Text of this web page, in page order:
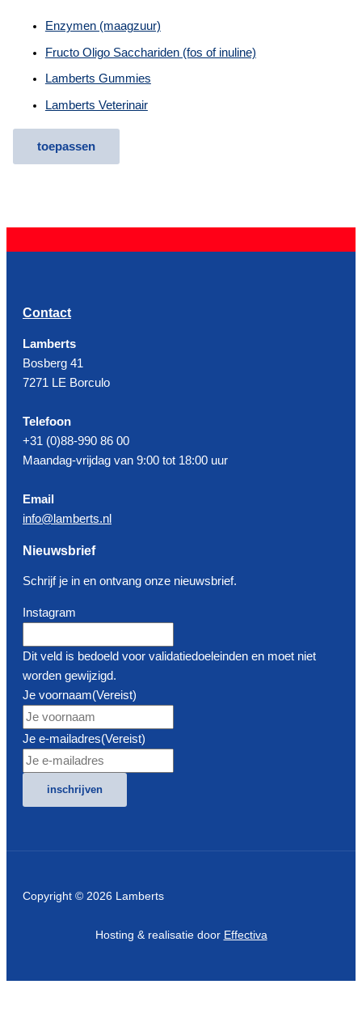
Enzymen (maagzuur)
Fructo Oligo Sacchariden (fos of inuline)
Lamberts Gummies
Lamberts Veterinair
toepassen
Contact
Lamberts
Bosberg 41
7271 LE Borculo
Telefoon
+31 (0)88-990 86 00
Maandag-vrijdag van 9:00 tot 18:00 uur
Email
info@lamberts.nl
Nieuwsbrief
Schrijf je in en ontvang onze nieuwsbrief.
Instagram
Dit veld is bedoeld voor validatiedoeleinden en moet niet
worden gewijzigd.
Je voornaam(Vereist)
Je e-mailadres(Vereist)
inschrijven
Copyright © 2026 Lamberts
Hosting & realisatie door Effectiva